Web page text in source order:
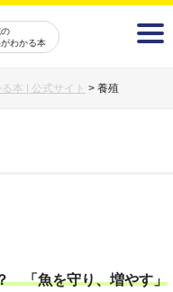
わかる本
本 | 公式サイト > 養殖
「魚を守り、増やす」